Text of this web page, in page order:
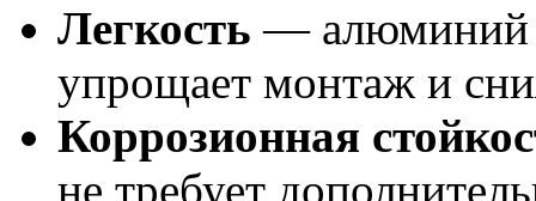
Легкость — алюминий
упрощает монтаж и
Коррозионная
не требует